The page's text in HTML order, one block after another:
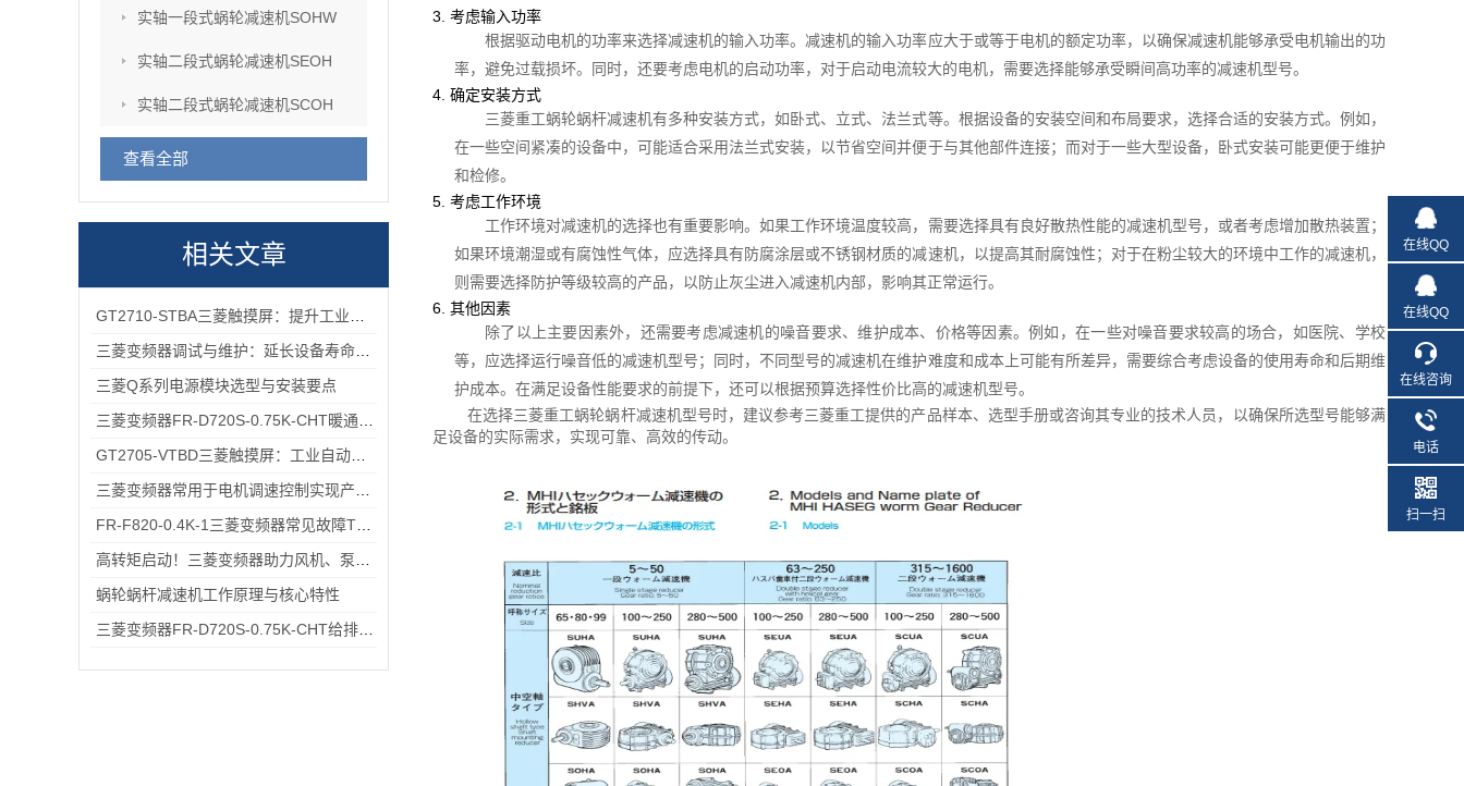
实轴一段式蜗轮减速机SOHW
实轴二段式蜗轮减速机SEOH
实轴二段式蜗轮减速机SCOH
查看全部
相关文章
三菱Q系列电源模块选型与安装要点
蜗轮蜗杆减速机工作原理与核心特性
3. 考虑输入功率
根据驱动电机的功率来选择减速机的输入功率。减速机的输入功率应大于或等于电机的额定功率，以确保减速机能够承受电机输出的功
率，避免过载损坏。同时，还要考虑电机的启动功率，对于启动电流较大的电机，需要选择能够承受瞬间高功率的减速机型号。
4. 确定安装方式
三菱重工蜗轮蜗杆减速机有多种安装方式，如卧式、立式、法兰式等。根据设备的安装空间和布局要求，选择合适的安装方式。例如，
在一些空间紧凑的设备中，可能适合采用法兰式安装，以节省空间并便于与其他部件连接；而对于一些大型设备，卧式安装可能更便于维护
和检修。
5. 考虑工作环境
工作环境对减速机的选择也有重要影响。如果工作环境温度较高，需要选择具有良好散热性能的减速机型号，或者考虑增加散热装置；
如果环境潮湿或有腐蚀性气体，应选择具有防腐涂层或不锈钢材质的减速机，以提高其耐腐蚀性；对于在粉尘较大的环境中工作的减速机，
则需要选择防护等级较高的产品，以防止灰尘进入减速机内部，影响其正常运行。
6. 其他因素
除了以上主要因素外，还需要考虑减速机的噪音要求、维护成本、价格等因素。例如，在一些对噪音要求较高的场合，如医院、学校
等，应选择运行噪音低的减速机型号；同时，不同型号的减速机在维护难度和成本上可能有所差异，需要综合考虑设备的使用寿命和后期维
护成本。在满足设备性能要求的前提下，还可以根据预算选择性价比高的减速机型号。
在选择三菱重工蜗轮蜗杆减速机型号时，建议参考三菱重工提供的产品样本、选型手册或咨询其专业的技术人员，以确保所选型号能够满
足设备的实际需求，实现可靠、高效的传动。
在线QQ
在线QQ
在线咨询
电话
扫一扫